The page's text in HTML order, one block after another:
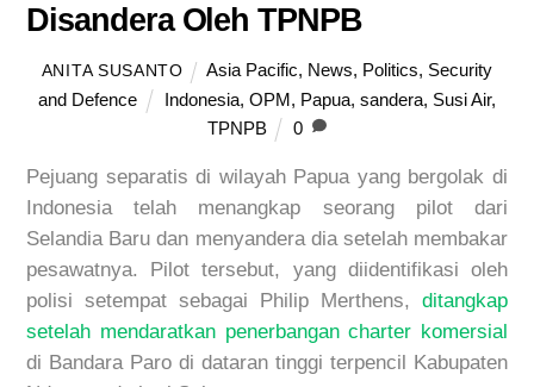
Disandera Oleh TPNPB
ANITA SUSANTO Asia Pacific, News, Politics, Security
and Defence
Indonesia, OPM, Papua, sandera, Susi Air,
TPNPB
0
Pejuang separatis di wilayah Papua yang bergolak di
Indonesia telah menangkap seorang pilot dari
Selandia Baru dan menyandera dia setelah membakar
pesawatnya. Pilot tersebut, yang diidentifikasi oleh
polisi setempat sebagai Philip Merthens, ditangkap
setelah mendaratkan penerbangan charter komersial
di Bandara Paro di dataran tinggi terpencil Kabupaten